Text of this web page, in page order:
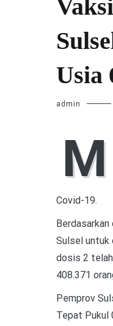
Usia
admin
M
Covid-19.
Sulsel untuk
dosis 2 telah
408.371
Pemprov
Tepat Pukul